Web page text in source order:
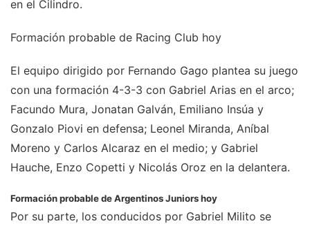
en el Cilindro.
Formación probable de Racing Club hoy
El equipo dirigido por Fernando Gago plantea su juego
con una formación 4-3-3 con Gabriel Arias en el arco;
Facundo Mura, Jonatan Galván, Emiliano Insúa y
Gonzalo Piovi en defensa; Leonel Miranda, Aníbal
Moreno y Carlos Alcaraz en el medio; y Gabriel
Hauche, Enzo Copetti y Nicolás Oroz en la delantera.
Formación probable de Argentinos Juniors hoy
Por su parte, los conducidos por Gabriel Milito se